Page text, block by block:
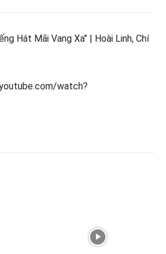
Hát Mãi Vang Xa" | Hoài Linh, Chí
watch?